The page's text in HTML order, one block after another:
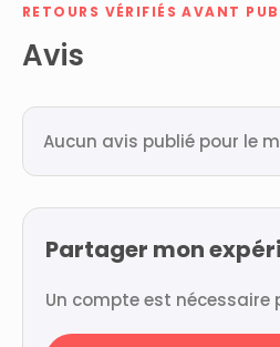
RETOURS VÉRIFIÉS AVANT
Avis
Aucun avis publié pour le
Partager mon
Un compte est nécessaire